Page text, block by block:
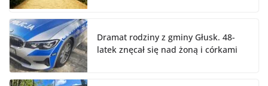
Dramat rodziny z gminy Głusk. 48-
latek znęcał się nad żoną i córkami